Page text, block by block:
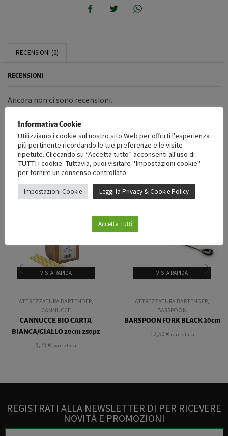
RECENSIONI (0)
RECENSIONI
Ancora non ci sono recensioni.
RECENSISCI PER PRIMO “BITTER BOTTLE SKULL CLEAR 30ML”
Devieffettuare l’accessoper pubblicare una recensione.
PRODOTTI CORRELATI
VISTA RAPIDA
ATTREZZATURA BARTENDER,
CANNUCCE
CANNUCCE BIO CARTA
BIANCA/GIALLO 20cm 250pz
9,76€ iva esclusa
VISTA RAPIDA
ATTREZZATURA BARTENDER,
BARSPOON
BARSPOON FORK BLACK 30cm
12,50€ iva esclusa
REGISTRATI ALLA NEWSLETTER DI PER RICEVERE
NOVITÀ E PROMOZIONI
Informativa Cookie
Utilizziamo i cookie sul nostro sito Web per offrirti l'esperienza
più pertinente ricordando le tue preferenze e le visite
ripetute. Cliccando su “Accetta tutto” acconsenti all'uso di
TUTTI i cookie. Tuttavia, puoi visitare "Impostazioni cookie"
per fornire un consenso controllato.
Impostazioni Cookie Leggi la Privacy & Cookie Policy
Accetta Tutti